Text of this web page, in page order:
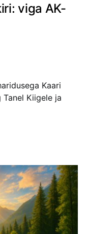
viga AK-
Kaari
Tanel Kiigele ja